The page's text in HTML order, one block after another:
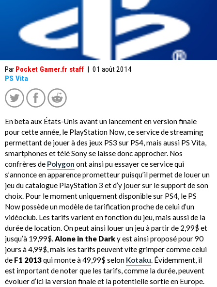
Par Pocket Gamer.fr staff | 01 août 2014
PS Vita
En beta aux États-Unis avant un lancement en version finale
pour cette année, le PlayStation Now, ce service de streaming
permettant de jouer à des jeux PS3 sur PS4, mais aussi PS Vita,
smartphones et télé Sony se laisse donc approcher. Nos
confrères de Polygon ont ainsi pu essayer ce service qui
s’annonce en apparence prometteur puisqu’il permet de louer un
jeu du catalogue PlayStation 3 et d’y jouer sur le support de son
choix. Pour le moment uniquement disponible sur PS4, le PS
Now possède un modèle de tarification proche de celui d’un
vidéoclub. Les tarifs varient en fonction du jeu, mais aussi de la
durée de location. On peut ainsi louer un jeu à partir de 2,99$ et
jusqu’à 19,99$.Alone in the Darky est ainsi proposé pour 90
jours à 4,99$, mais les tarifs peuvent vite grimper comme celui
de F1 2013qui monte à 49,99$ selon Kotaku. Évidemment, il
est important de noter que les tarifs, comme la durée, peuvent
évoluer d’ici la version finale et la potentielle sortie en Europe.